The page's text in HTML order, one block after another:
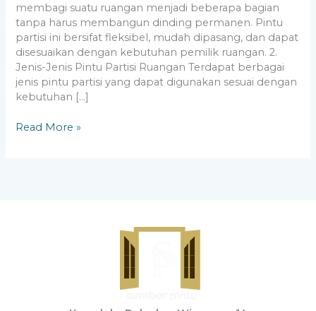
membagi suatu ruangan menjadi beberapa bagian
tanpa harus membangun dinding permanen. Pintu
partisi ini bersifat fleksibel, mudah dipasang, dan dapat
disesuaikan dengan kebutuhan pemilik ruangan. 2.
Jenis-Jenis Pintu Partisi Ruangan Terdapat berbagai
jenis pintu partisi yang dapat digunakan sesuai dengan
kebutuhan […]
Read More »